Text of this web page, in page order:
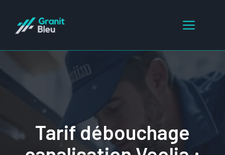
contenu
Menu
Tarif débouchage